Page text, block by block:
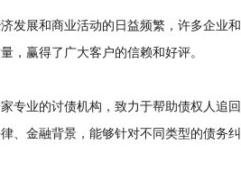
展和商业活动的日益频繁，许多企业和
，赢得了广大客户的信赖和好评。
业的讨债机构，致力于帮助债权人追回
、金融背景，能够针对不同类型的债务